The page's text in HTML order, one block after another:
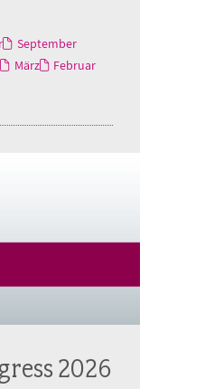
September
März
Februar
2026